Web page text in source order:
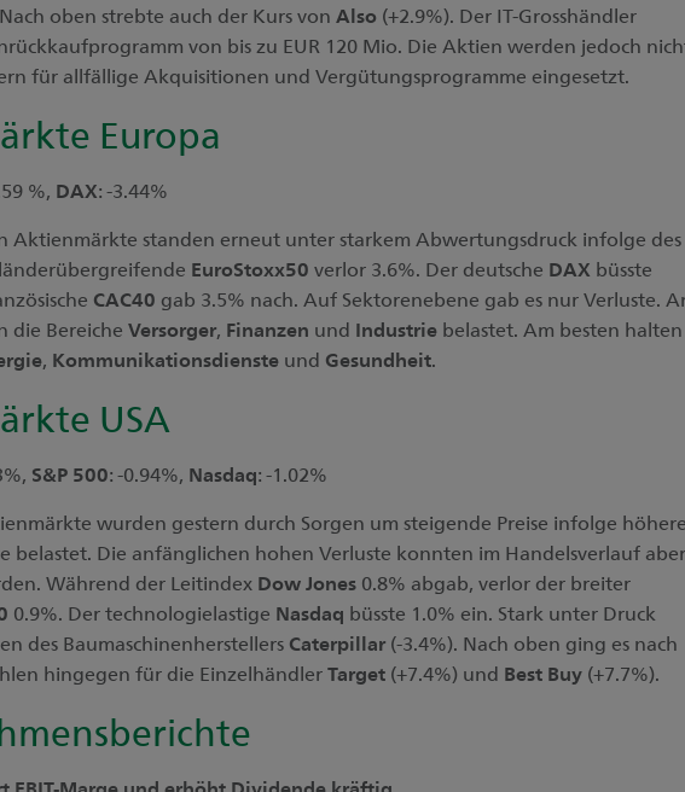
oben strebte auch der Kurs von Also (+2.9%). Der IT-Grosshändler
von bis zu EUR 120 Mio. Die Aktien werden jedoch
für allfällige Akquisitionen und Vergütungsprogramme eingesetzt.
Europa
%, DAX: -3.44%
Aktienmärkte standen erneut unter starkem Abwertungsdruck infolge des
EuroStoxx50 verlor 3.6%. Der deutsche DAX büsste
CAC40 gab 3.5% nach. Auf Sektorenebene gab es nur Verluste.
die Bereiche Versorger, Finanzen und Industrie belastet. Am besten halten
, Kommunikationsdienste und Gesundheit.
USA
S&P 500: -0.94%, Nasdaq: -1.02%
wurden gestern durch Sorgen um steigende Preise infolge
belastet. Die anfänglichen hohen Verluste konnten im Handelsverlauf aber
Während der Leitindex DowJones 0.8% abgab, verlor der breiter
0.9%. Der technologielastige Nasdaq büsste 1.0% ein. Stark unter Druck
des Baumaschinenherstellers Caterpillar (-3.4%). Nach oben ging es nach
hingegen für die EinzelhändlerTarget (+7.4%) und Best Buy (+7.7%).